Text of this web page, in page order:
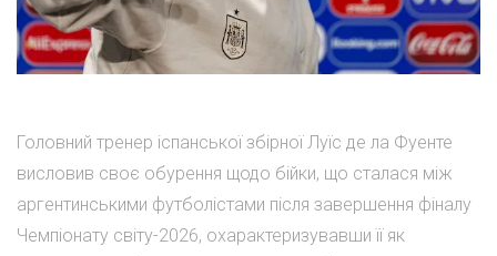
Головний тренер іспанської збірної Луїс де ла Фуенте
висловив своє обурення щодо бійки, що сталася між
аргентинськими футболістами після завершення фіналу
Чемпіонату світу-2026, охарактеризувавши її як